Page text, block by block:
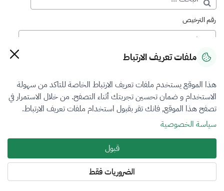
رقم الترخيص
رقم العضوية
فرع التقييم
الكل
نوع العضوية
الكل
المنطقة
ملفات تعريف الارتباط
هذا الموقع يستخدم ملفات تعريف الارتباط الخاصة للتاكد من سهولة
الاستخدام و ضمان تحسين تجربتك أثناء التصفح. من خلال الاستمرار في
تصفح هذا الموقع, فانك تقر بقبول استخدام ملفات تعريف الارتباط.
سياسة الخصوصية
قبول
الضروريات فقط